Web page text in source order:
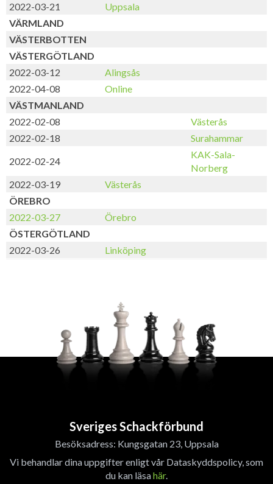
2022-03-21
Uppsala
VÄRMLAND
VÄSTERBOTTEN
VÄSTERGÖTLAND
2022-03-12
Alingsås
2022-04-08
Online
VÄSTMANLAND
2022-02-08
Västerås
2022-02-18
Surahammar
2022-02-24
KAK-Sala-
Norberg
2022-03-19
Västerås
ÖREBRO
2022-03-27
Örebro
ÖSTERGÖTLAND
2022-03-26
Linköping
Sveriges Schackförbund
Besöksadress: Kungsgatan 23, Uppsala
Vi behandlar dina uppgifter enligt vår Dataskyddspolicy, som
du kan läsahär.